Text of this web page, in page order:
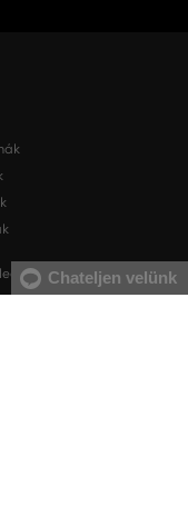
Chateljen velünk